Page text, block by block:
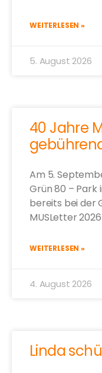
WEITERLESEN »
5. August 2026
40 Jahre
Am 5.
Grün 80 – Park
bereits bei der
MUSLetter
WEITERLESEN »
4. August 2026
Linda